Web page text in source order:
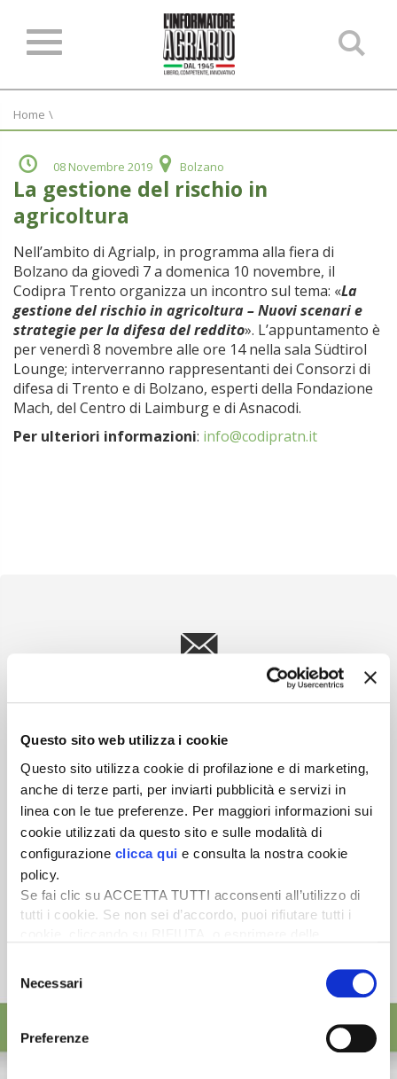
Questo sito web utilizza i cookie
Questo sito utilizza cookie di profilazione e di marketing,
anche di terze parti, per inviarti pubblicità e servizi in
linea con le tue preferenze. Per maggiori informazioni sui
cookie utilizzati da questo sito e sulle modalità di
configurazione clicca qui e consulta la nostra cookie
policy.
Se fai clic su ACCETTA TUTTI acconsenti all’utilizzo di
tutti i cookie. Se non sei d’accordo, puoi rifiutare tutti i
desideri accettare e cliccando ACCETTA SELEZIONATI.
del
consenso
Necessari
Preferenze
Home \
08 Novembre 2019 Bolzano
La gestione del rischio in
agricoltura
Nell’ambito di Agrialp, in programma alla fiera di
Bolzano da giovedì 7 a domenica 10 novembre, il
Codipra Trento organizza un incontro sul tema: «La
gestione del rischio in agricoltura – Nuovi scenari e
strategie per la difesa del reddito». L’appuntamento è
per venerdì 8 novembre alle ore 14 nella sala Südtirol
Lounge; interverranno rappresentanti dei Consorzi di
difesa di Trento e di Bolzano, esperti della Fondazione
Mach, del Centro di Laimburg e di Asnacodi.
Per ulteriori informazioni: info@codipratn.it
Scopri un servizio d'informazione di alta qualità. Tagliato sulle tue
ISCRIVITI